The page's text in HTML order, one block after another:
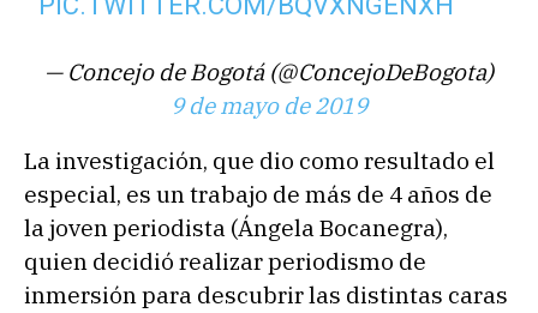
— Concejo de Bogotá (@ConcejoDeBogota)
9 de mayo de 2019
La investigación, que dio como resultado el
especial, es un trabajo de más de 4 años de
la joven periodista (Ángela Bocanegra),
quien decidió realizar periodismo de
inmersión para descubrir las distintas caras